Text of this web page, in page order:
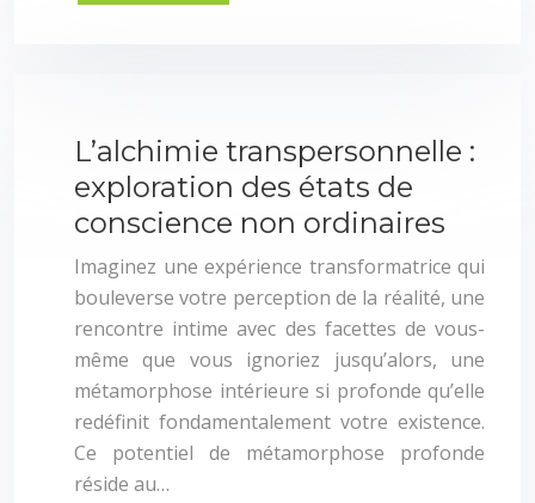
L’alchimie transpersonnelle :
exploration des états de
conscience non ordinaires
Imaginez une expérience transformatrice qui
bouleverse votre perception de la réalité, une
rencontre intime avec des facettes de vous-
même que vous ignoriez jusqu’alors, une
métamorphose intérieure si profonde qu’elle
redéfinit fondamentalement votre existence.
Ce potentiel de métamorphose profonde
réside au…